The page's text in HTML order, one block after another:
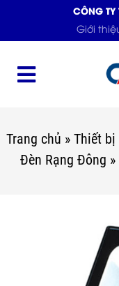
CÔNG
Giới
Trang chủ » Thiết bị
Đèn Rạng Đông »